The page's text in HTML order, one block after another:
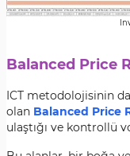
Balanced Price
ICT metodolojisinin
olan Balanced Price
ulaştığı ve kontrollü